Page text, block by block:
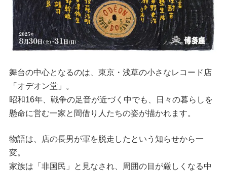
舞台の中心となるのは、東京・浅草の小さなレコード店
「オデオン堂」。
昭和16年、戦争の足音が近づく中でも、日々の暮らしを
懸命に営む一家と間借り人たちの姿が描かれます。
物語は、店の長男が軍を脱走したという知らせから一
変。
家族は「非国民」と見なされ、周囲の目が厳しくなる中